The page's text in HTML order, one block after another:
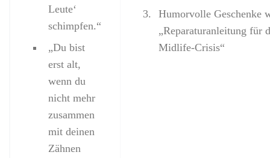
Leute‘
schimpfen.“
„Du bist
erst alt,
wenn du
nicht mehr
zusammen
mit deinen
Zähnen
Humorvolle Geschenke
„Reparaturanleitung für
Midlife-Crisis“